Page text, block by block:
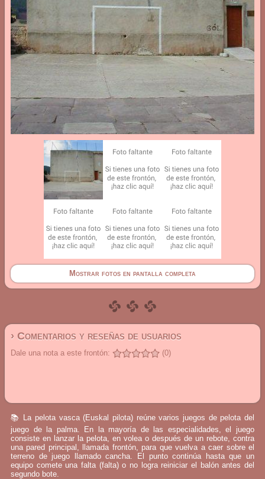
Mostrar fotos en pantalla completa
› Comentarios y reseñas de usuarios
Dale una nota a este frontón: (0)
📚 La pelota vasca (Euskal pilota) reúne varios juegos de pelota del
juego de la palma. En la mayoría de las especialidades, el juego
consiste en lanzar la pelota, en volea o después de un rebote, contra
una pared principal, llamada frontón, para que vuelva a caer sobre el
terreno de juego llamado cancha. El punto continúa hasta que un
equipo comete una falta (falta) o no logra reiniciar el balón antes del
segundo bote.